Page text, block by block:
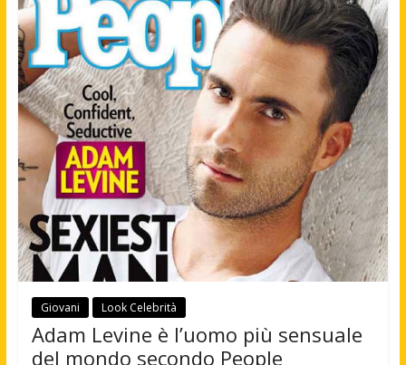
Giovani Look Celebrità
Adam Levine è l’uomo più sensuale
del mondo secondo People